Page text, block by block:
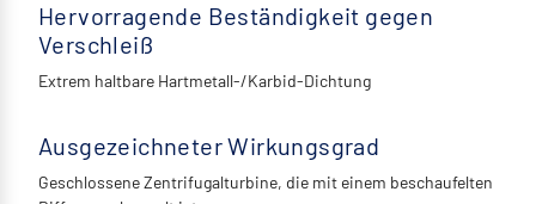
Hervorragende Beständigkeit gegen
Verschleiß
Extrem haltbare Hartmetall-/Karbid-Dichtung
Ausgezeichneter Wirkungsgrad
Geschlossene Zentrifugalturbine, die mit einem beschaufelten